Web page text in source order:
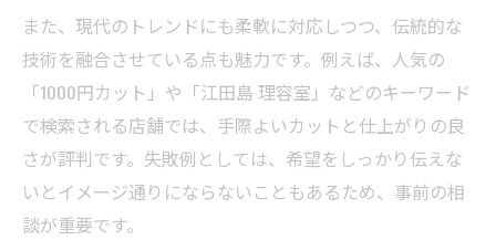
また、現代のトレンドにも柔軟に対応しつつ、伝統的な
技術を融合させている点も魅力です。例えば、人気の
「1000円カット」や「江田島 理容室」などのキーワード
で検索される店舗では、手際よいカットと仕上がりの良
さが評判です。失敗例としては、希望をしっかり伝えな
いとイメージ通りにならないこともあるため、事前の相
談が重要です。